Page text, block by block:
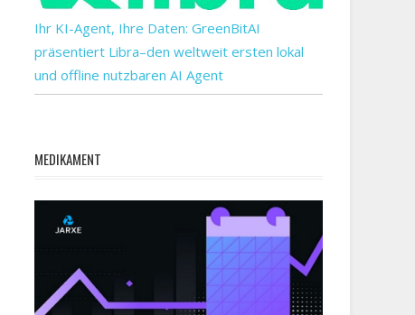
Ihr KI-Agent, Ihre Daten: GreenBitAI
präsentiert Libra–den weltweit ersten lokal
und offline nutzbaren AI Agent
MEDIKAMENT